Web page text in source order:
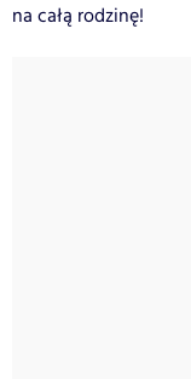
na całą rodzinę!